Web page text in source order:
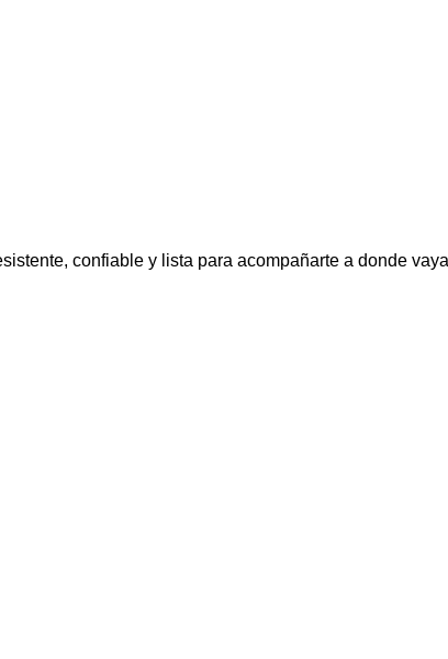
confiable y lista para acompañarte a donde